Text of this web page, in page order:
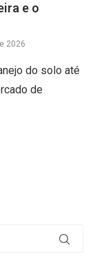
e o
2026
do solo até
de